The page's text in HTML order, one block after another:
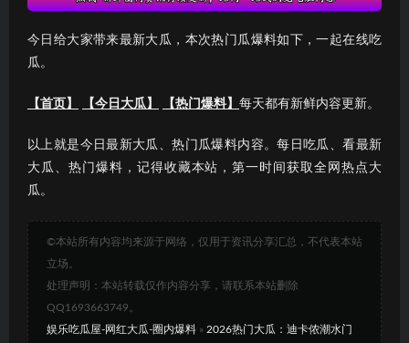
今日给大家带来最新大瓜，本次热门瓜爆料如下，一起在线吃
瓜。
【首页】 【今日大瓜】 【热门爆料】 每天都有新鲜内容更新。
以上就是今日最新大瓜、热门瓜爆料内容。每日吃瓜、看最新
大瓜、热门爆料，记得收藏本站，第一时间获取全网热点大
瓜。
©本站所有内容均来源于网络，仅用于资讯分享汇总，不代表本站
立场。
处理声明：本站转载仅作内容分享，请联系本站删除
QQ1693663749。
娱乐吃瓜屋-网红大瓜-圈内爆料 » 2026热门大瓜：迪卡侬潮水门